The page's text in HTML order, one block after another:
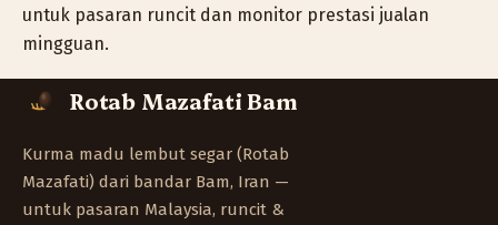
untuk pasaran runcit dan monitor prestasi jualan
mingguan.
Rotab Mazafati Bam
Kurma madu lembut segar (Rotab
Mazafati) dari bandar Bam, Iran —
untuk pasaran Malaysia, runcit &